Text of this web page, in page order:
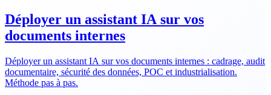
Déployer un assistant IA sur vos
documents internes
Déployer un assistant IA sur vos documents internes : cadrage, audit
documentaire, sécurité des données, POC et industrialisation.
Méthode pas à pas.